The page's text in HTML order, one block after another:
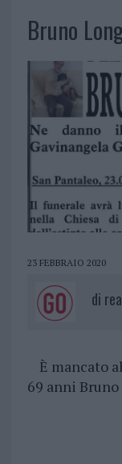
Bruno
23 FEBBRAIO 2020
di
È mancato
69 anni